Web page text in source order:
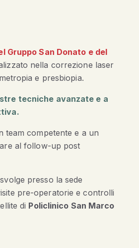
Gruppo San Donato e del
nella correzione laser
e presbiopia.
tecniche avanzate e a
team competente e a un
al follow-up post
presso la sede
pre-operatorie e controlli
di Policlinico San Marco